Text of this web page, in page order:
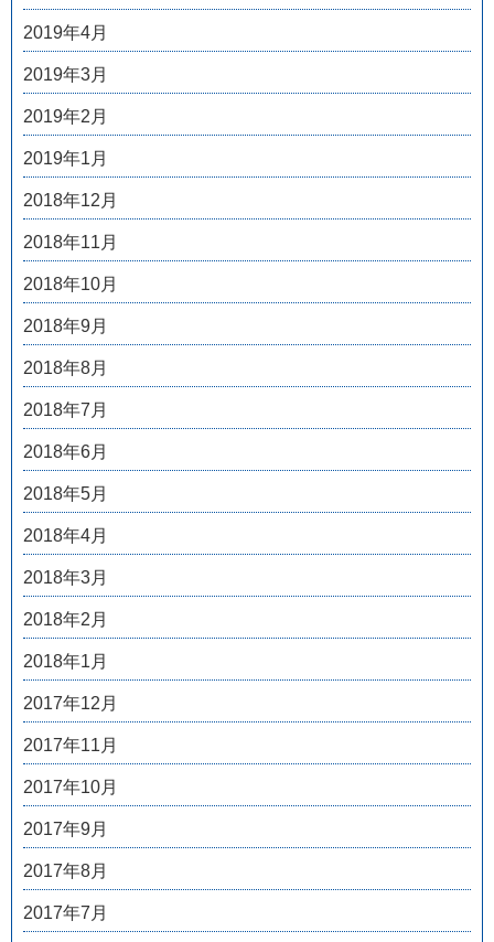
2019年4月
2019年3月
2019年2月
2019年1月
2018年12月
2018年11月
2018年10月
2018年9月
2018年8月
2018年7月
2018年6月
2018年5月
2018年4月
2018年3月
2018年2月
2018年1月
2017年12月
2017年11月
2017年10月
2017年9月
2017年8月
2017年7月